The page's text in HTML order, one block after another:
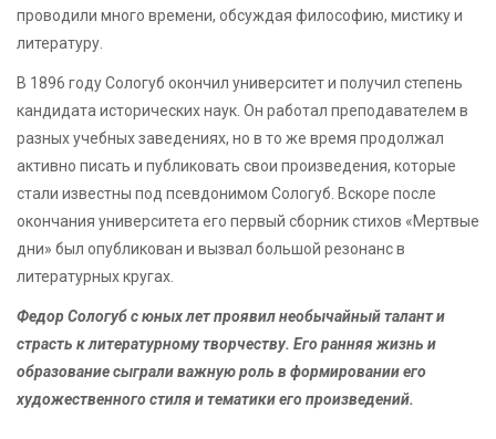
проводили много времени, обсуждая философию, мистику и
литературу.
В 1896 году Сологуб окончил университет и получил степень
кандидата исторических наук. Он работал преподавателем в
разных учебных заведениях, но в то же время продолжал
активно писать и публиковать свои произведения, которые
стали известны под псевдонимом Сологуб. Вскоре после
окончания университета его первый сборник стихов «Мертвые
дни» был опубликован и вызвал большой резонанс в
литературных кругах.
Федор Сологуб с юных лет проявил необычайный талант и
страсть к литературному творчеству. Его ранняя жизнь и
образование сыграли важную роль в формировании его
художественного стиля и тематики его произведений.